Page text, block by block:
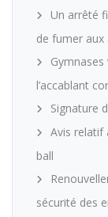
Un arrêté
de fumer
l’accablant
Signature
Avis relatif
ball
sécurité des